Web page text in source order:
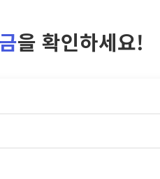
을 확인하세요!